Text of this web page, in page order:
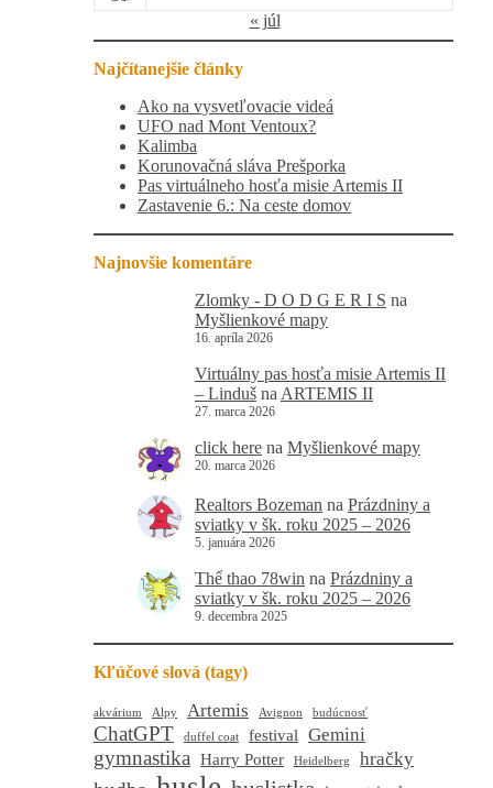
« júl
Najčítanejšie články
Ako na vysvetľovacie videá
UFO nad Mont Ventoux?
Kalimba
Korunovačná sláva Prešporka
Pas virtuálneho hosťa misie Artemis II
Zastavenie 6.: Na ceste domov
Najnovšie komentáre
Zlomky - D O D G E R I S na
Myšlienkové mapy
16. apríla 2026
Virtuálny pas hosťa misie Artemis II
– Linduš naARTEMIS II
27. marca 2026
click here na Myšlienkové mapy
20. marca 2026
Realtors Bozeman na Prázdniny a
sviatky v šk. roku 2025 – 2026
5. januára 2026
Thể thao 78win na Prázdniny a
sviatky v šk. roku 2025 – 2026
9. decembra 2025
Kľúčové slová (tagy)
akvárium Alpy Artemis Avignon budúcnosť
ChatGPT duffel coat festival Gemini
gymnastika Harry Potter Heidelberg hračky